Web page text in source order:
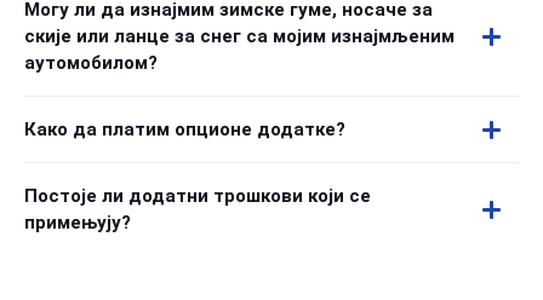
Могу ли да изнајмим зимске гуме, носаче за
скије или ланце за снег са мојим изнајмљеним
аутомобилом?
Како да платим опционе додатке?
Постоје ли додатни трошкови који се
примењују?